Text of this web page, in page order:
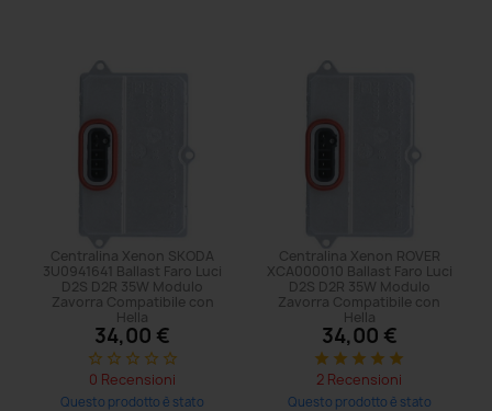
Centralina Xenon SKODA
3U0941641 Ballast Faro Luci
D2S D2R 35W Modulo
Zavorra Compatibile con
Hella
34,00 €
star_border star_border star_border star_border star_border
0 Recensioni
Questo prodotto è stato
Centralina Xenon ROVER
XCA000010 Ballast Faro Luci
D2S D2R 35W Modulo
Zavorra Compatibile con
Hella
34,00 €
star star star star star
2 Recensioni
Questo prodotto è stato